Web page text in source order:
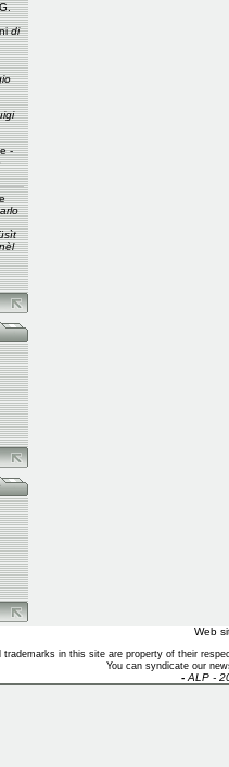
di
-
Web
trademarks in this site are property of their
You can syndicate our
- ALP -